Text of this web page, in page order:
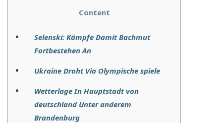
Content
Selenski: Kämpfe Damit Bachmut
Fortbestehen An
Ukraine Droht Via Olympische spiele
Wetterlage In Hauptstadt von
deutschland Unter anderem
Brandenburg